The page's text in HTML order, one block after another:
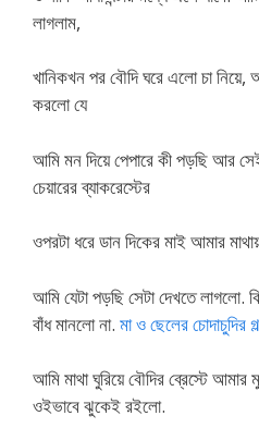
লাগলাম,
খানিকখন পর বৌদি ঘরে এলো চা নিয়ে,
করলো যে
আমি মন দিয়ে পেপারে কী পড়ছি আর
চেয়ারের ব্যাকরেস্টের
ওপরটা ধরে ডান দিকের মাই আমার
আমি যেটা পড়ছি সেটা দেখতে লাগলো.
বাঁধ মানলো না. মা ও ছেলের চোদাচুদির
আমি মাথা ঘুরিয়ে বৌদির ব্রেস্টে
ওইভাবে ঝুকেই রইলো.